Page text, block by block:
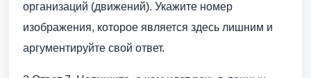
организаций (движений). Укажите номер
изображения, которое является здесь лишним и
аргументируйте свой ответ.